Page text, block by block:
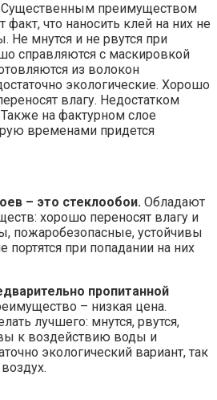
Существенным преимуществом
факт, что наносить клей на них не
Не мнутся и не рвутся при
справляются с маскировкой
из волокон
экологические. Хорошо
влагу. Недостатком
на фактурном слое
временами придется
– это стеклообои. Обладают
хорошо переносят влагу и
пожаробезопасные, устойчивы
портятся при попадании на них
пропитанной
– низкая цена.
лучшего: мнутся, рвутся,
к воздействию воды и
экологический вариант, так